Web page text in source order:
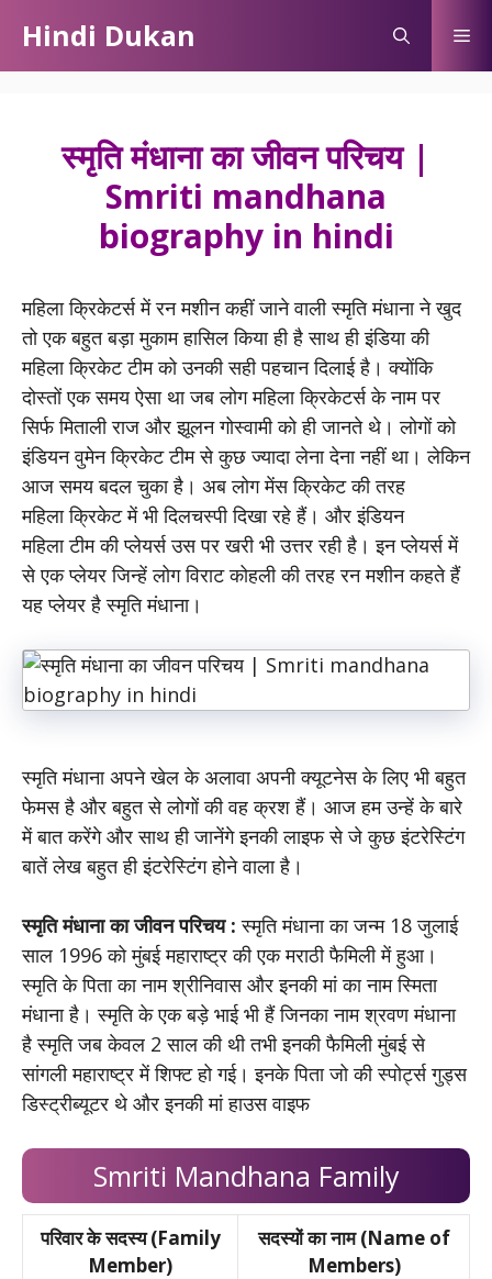
content
Hindi Dukan
स्मृति मंधाना का जीवन परिचय |
Smriti mandhana
biography in hindi
महिला क्रिकेटर्स में रन मशीन कहीं जाने वाली स्मृति मंधाना ने खुद
तो एक बहुत बड़ा मुकाम हासिल किया ही है साथ ही इंडिया की
महिला क्रिकेट टीम को उनकी सही पहचान दिलाई है। क्योंकि
दोस्तों एक समय ऐसा था जब लोग महिला क्रिकेटर्स के नाम पर
सिर्फ मिताली राज और झूलन गोस्वामी को ही जानते थे। लोगों को
इंडियन वुमेन क्रिकेट टीम से कुछ ज्यादा लेना देना नहीं था। लेकिन
आज समय बदल चुका है। अब लोग मेंस क्रिकेट की तरह
महिला क्रिकेट में भी दिलचस्पी दिखा रहे हैं। और इंडियन
महिला टीम की प्लेयर्स उस पर खरी भी उत्तर रही है। इन प्लेयर्स में
से एक प्लेयर जिन्हें लोग विराट कोहली की तरह रन मशीन कहते हैं
यह प्लेयर है स्मृति मंधाना।
स्मृति मंधाना अपने खेल के अलावा अपनी क्यूटनेस के लिए भी बहुत
फेमस है और बहुत से लोगों की वह क्रश हैं। आज हम उन्हें के बारे
में बात करेंगे और साथ ही जानेंगे इनकी लाइफ से जे कुछ इंटरेस्टिंग
बातें लेख बहुत ही इंटरेस्टिंग होने वाला है।
स्मृति मंधाना का जीवन परिचय : स्मृति मंधाना का जन्म 18 जुलाई
साल 1996 को मुंबई महाराष्ट्र की एक मराठी फैमिली में हुआ।
स्मृति के पिता का नाम श्रीनिवास और इनकी मां का नाम स्मिता
मंधाना है। स्मृति के एक बड़े भाई भी हैं जिनका नाम श्रवण मंधाना
है स्मृति जब केवल 2 साल की थी तभी इनकी फैमिली मुंबई से
सांगली महाराष्ट्र में शिफ्ट हो गई। इनके पिता जो की स्पोर्ट्स गुड्स
डिस्ट्रीब्यूटर थे और इनकी मां हाउस वाइफ
Smriti Mandhana Family
परिवार के सदस्य (Family
Member)
सदस्यों का नाम (Name of
Members)